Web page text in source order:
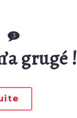
3
grugé !